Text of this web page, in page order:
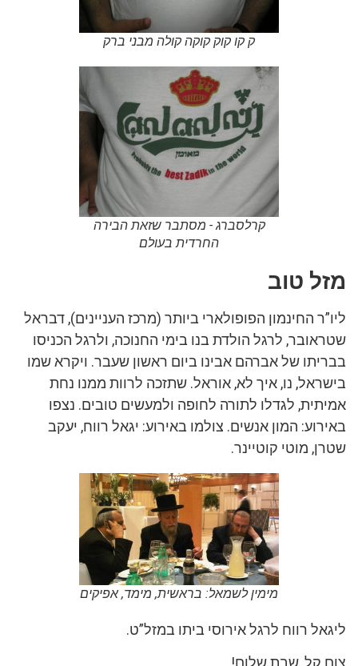
ק קו קוק קוקה קולה מבני ברק
קרלסברג - מסתבר שזאת הבירה
החרדית בעולם
מזל טוב
ליו”ר החינמון הפופולארי ביותר (מרכז העניינים), דבראל
שטראובר, לרגל הולדת בנו בימי החנוכה, ולרגל הכניסו
בבריתו של אברהם אבינו ביום ראשון שעבר. ויקרא שמו
בישראל, נו, איך לא, אוראל. שתזכה לרוות ממנו נחת
אמיתית, לגדלו לתורה לחופה ולמעשים טובים. נצפו
באירוע: המון אנשים. צולמו באירוע: יגאל רווח, יעקב
שטרן, מוטי קוטיינר.
מימין לשמאל: בראשית, מימד, אפיקים
ליגאל רווח לרגל אירוסי ביתו במזל”ט.
צום קל, שבת שלום!